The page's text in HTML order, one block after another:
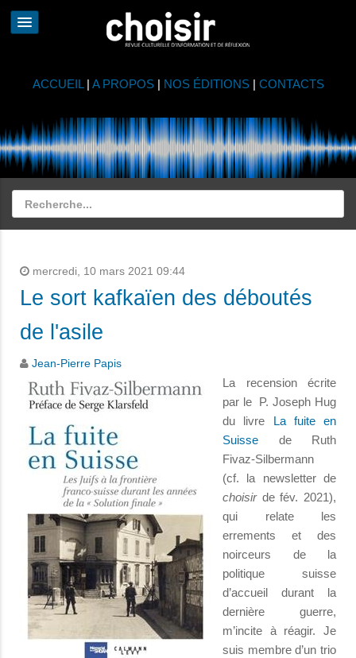
ACCUEIL | A PROPOS| NOS ÉDITIONS| CONTACTS
mercredi, 10 mars 2021 09:44
Le sort kafkaïen des déboutés
de l'asile
Jean-Pierre Papis
La recension écrite
par le P. Joseph Hug
du livre
La fuite en
Suisse de Ruth
Fivaz-Silbermann
(cf. la newsletter de
choisirde fév. 2021),
qui relate les
errements et des
noirceurs de la
politique suisse
d’accueil durant la
dernière guerre,
m’incite à réagir. Je
suis membre d’un trio